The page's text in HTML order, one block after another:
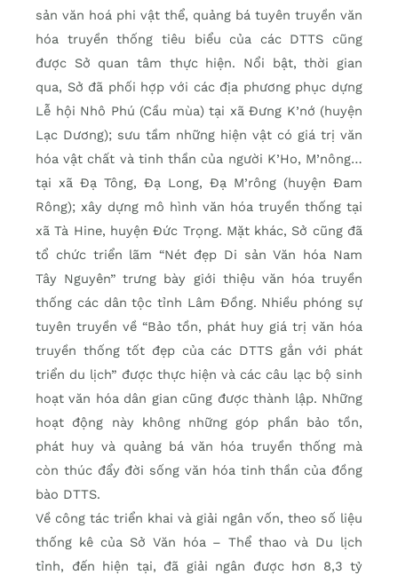
sản văn hoá phi vật thể, quảng bá tuyên truyền văn
hóa truyền thống tiêu biểu của các DTTS cũng
được Sở quan tâm thực hiện. Nổi bật, thời gian
qua, Sở đã phối hợp với các địa phương phục dựng
Lễ hội Nhô Phú (Cầu mùa) tại xã Đưng K’nớ (huyện
Lạc Dương); sưu tầm những hiện vật có giá trị văn
hóa vật chất và tinh thần của người K’Ho, M’nông…
tại xã Đạ Tông, Đạ Long, Đạ M’rông (huyện Đam
Rông); xây dựng mô hình văn hóa truyền thống tại
xã Tà Hine, huyện Đức Trọng. Mặt khác, Sở cũng đã
tổ chức triển lãm “Nét đẹp Di sản Văn hóa Nam
Tây Nguyên” trưng bày giới thiệu văn hóa truyền
thống các dân tộc tỉnh Lâm Đồng. Nhiều phóng sự
tuyên truyền về “Bảo tồn, phát huy giá trị văn hóa
truyền thống tốt đẹp của các DTTS gắn với phát
triển du lịch” được thực hiện và các câu lạc bộ sinh
hoạt văn hóa dân gian cũng được thành lập. Những
hoạt động này không những góp phần bảo tồn,
phát huy và quảng bá văn hóa truyền thống mà
còn thúc đẩy đời sống văn hóa tinh thần của đồng
bào DTTS.
Về công tác triển khai và giải ngân vốn, theo số liệu
thống kê của Sở Văn hóa – Thể thao và Du lịch
tỉnh, đến hiện tại, đã giải ngân được hơn 8,3 tỷ